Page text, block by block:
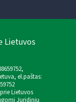
Lietuvos
el.paštas:
Lietuvos
Juridinių